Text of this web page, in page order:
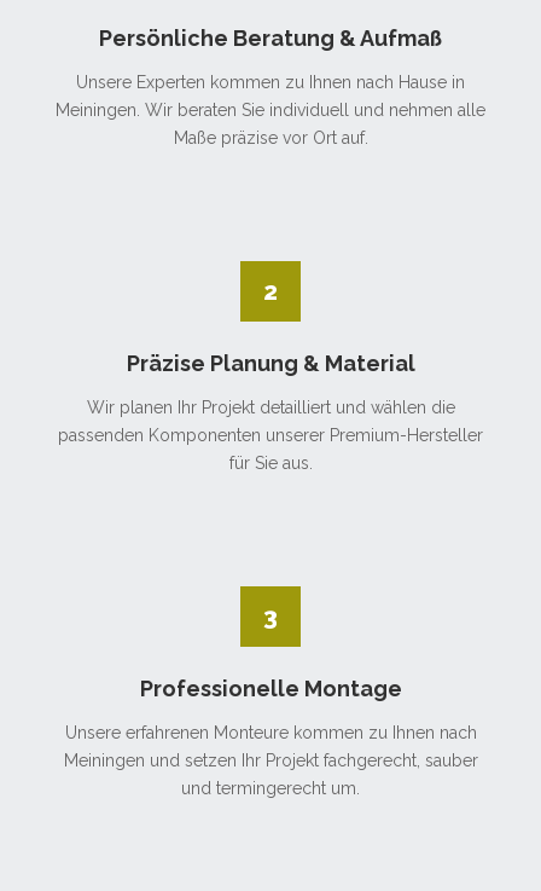
Persönliche Beratung & Aufmaß
Unsere Experten kommen zu Ihnen nach Hause in
Meiningen. Wir beraten Sie individuell und nehmen alle
Maße präzise vor Ort auf.
2
Präzise Planung & Material
Wir planen Ihr Projekt detailliert und wählen die
passenden Komponenten unserer Premium-Hersteller
für Sie aus.
3
Professionelle Montage
Unsere erfahrenen Monteure kommen zu Ihnen nach
Meiningen und setzen Ihr Projekt fachgerecht, sauber
und termingerecht um.